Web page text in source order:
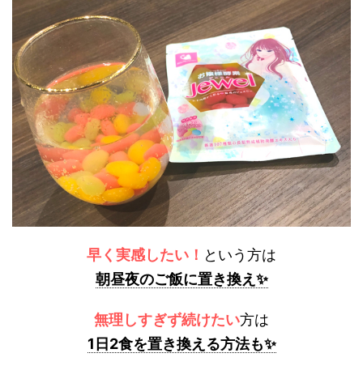
早く実感したい！ という方は
朝昼夜のご飯に置き換え✨
無理しすぎず続けたい方は
1日2食を置き換える方法も✨